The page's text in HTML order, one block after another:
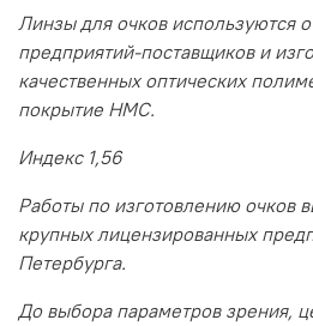
Линзы для очков используются
предприятий-поставщиков и
качественных оптических
покрытие HMC.
Индекс 1,56
Работы по изготовлению очков
крупных лицензированных
Петербурга.
До выбора параметров зрения,